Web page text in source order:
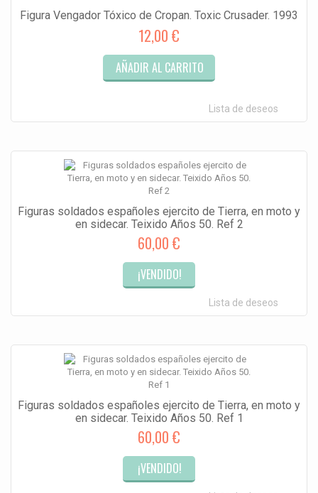
Figura Vengador Tóxico de Cropan. Toxic Crusader. 1993
12,00 €
AÑADIR AL CARRITO
Lista de deseos
Figuras soldados españoles ejercito de Tierra, en moto y
en sidecar. Teixido Años 50. Ref 2
60,00 €
¡VENDIDO!
Lista de deseos
Figuras soldados españoles ejercito de Tierra, en moto y
en sidecar. Teixido Años 50. Ref 1
60,00 €
¡VENDIDO!